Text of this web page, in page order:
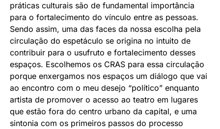
práticas culturais são de fundamental importância
para o fortalecimento do vínculo entre as pessoas.
Sendo assim, uma das faces da nossa escolha pela
circulação do espetáculo se origina no intuito de
contribuir para o usufruto e fortalecimento desses
espaços. Escolhemos os CRAS para essa circulação
porque enxergamos nos espaços um diálogo que vai
ao encontro com o meu desejo “político” enquanto
artista de promover o acesso ao teatro em lugares
que estão fora do centro urbano da capital, e uma
sintonia com os primeiros passos do processo